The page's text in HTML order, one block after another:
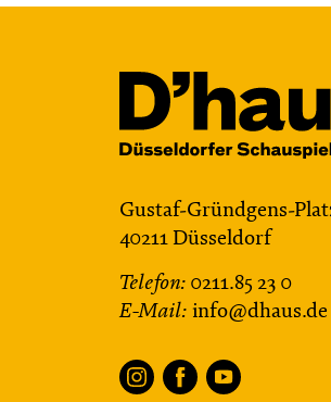
Fuchs
Central 2
Relaxed
Karten
11:00
Gustaf-Gründgens-
40211 Düsseldorf
Telefon: 0211.85 23 0
E-Mail: info@dhaus.de